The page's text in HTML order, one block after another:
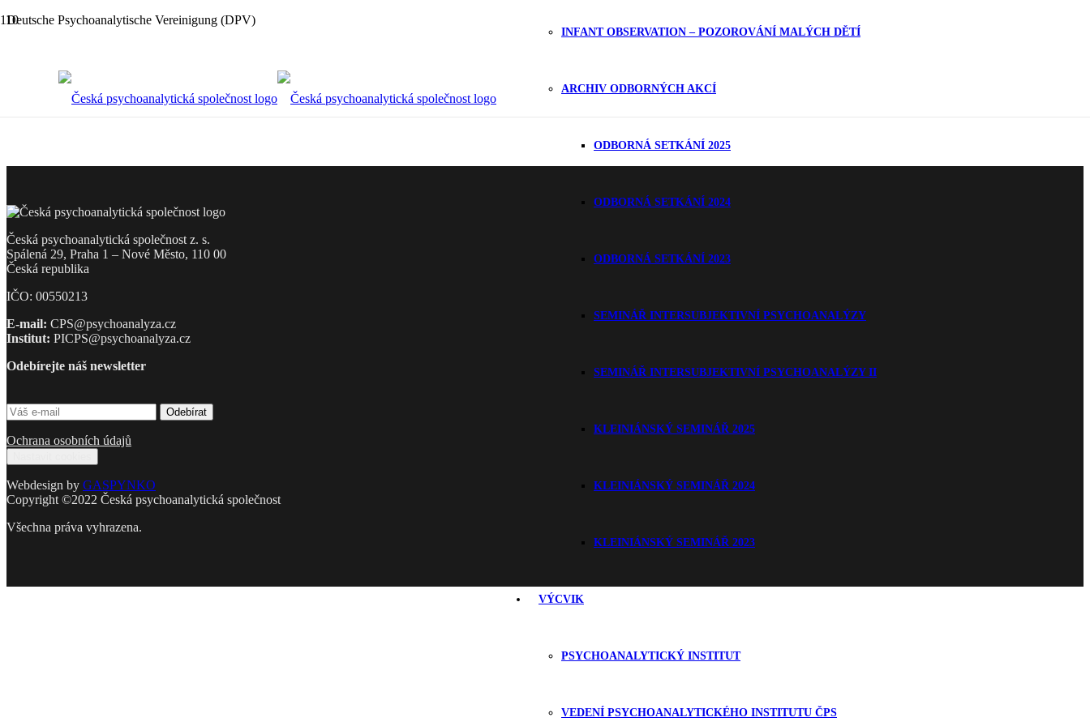
INFANT OBSERVATION – POZOROVÁNÍ MALÝCH DĚTÍ
ARCHIV ODBORNÝCH AKCÍ
ODBORNÁ SETKÁNÍ 2025
ODBORNÁ SETKÁNÍ 2024
ODBORNÁ SETKÁNÍ 2023
SEMINÁŘ INTERSUBJEKTIVNÍ PSYCHOANALÝZY
SEMINÁŘ INTERSUBJEKTIVNÍ PSYCHOANALÝZY II
KLEINIÁNSKÝ SEMINÁŘ 2025
KLEINIÁNSKÝ SEMINÁŘ 2024
KLEINIÁNSKÝ SEMINÁŘ 2023
VÝCVIK
PSYCHOANALYTICKÝ INSTITUT
VEDENÍ PSYCHOANALYTICKÉHO INSTITUTU ČPS
Deutsche Psychoanalytische Vereinigung (DPV)
„Proti předsudkům se nedá nic dělat“ – Freud
Česká psychoanalytická společnost z. s.
Spálená 29, Praha 1 – Nové Město, 110 00
Česká republika
IČO: 00550213
E-mail: CPS@psychoanalyza.cz
Institut: PICPS@psychoanalyza.cz
Odebírejte náš newsletter
Ochrana osobních údajů
Webdesign by GASPYNKO
Copyright ©2022 Česká psychoanalytická společnost
Všechna práva vyhrazena.